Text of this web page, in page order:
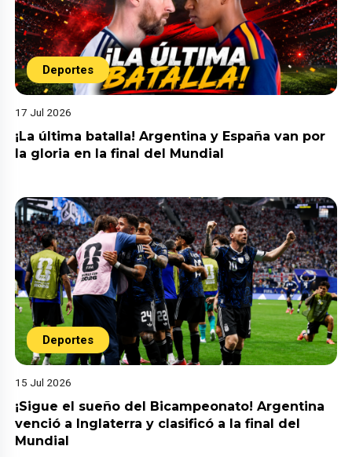
Deportes
17 Jul 2026
¡La última batalla! Argentina y España van por
la gloria en la final del Mundial
Deportes
15 Jul 2026
¡Sigue el sueño del Bicampeonato! Argentina
venció a Inglaterra y clasificó a la final del
Mundial